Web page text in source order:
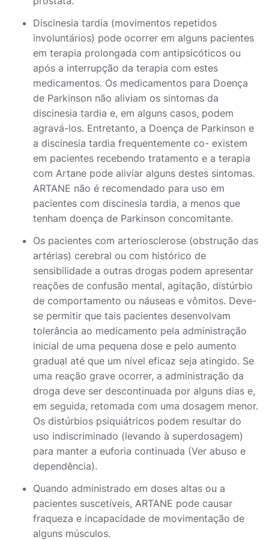
Discinesia tardia (movimentos repetidos
involuntários) pode ocorrer em alguns pacientes
em terapia prolongada com antipsicóticos ou
após a interrupção da terapia com estes
medicamentos. Os medicamentos para Doença
de Parkinson não aliviam os sintomas da
discinesia tardia e, em alguns casos, podem
agravá-los. Entretanto, a Doença de Parkinson e
a discinesia tardia frequentemente co- existem
em pacientes recebendo tratamento e a terapia
com Artane pode aliviar alguns destes sintomas.
ARTANE não é recomendado para uso em
pacientes com discinesia tardia, a menos que
tenham doença de Parkinson concomitante.
Os pacientes com arteriosclerose (obstrução das
artérias) cerebral ou com histórico de
sensibilidade a outras drogas podem apresentar
reações de confusão mental, agitação, distúrbio
de comportamento ou náuseas e vômitos. Deve-
se permitir que tais pacientes desenvolvam
tolerância ao medicamento pela administração
inicial de uma pequena dose e pelo aumento
gradual até que um nível eficaz seja atingido. Se
uma reação grave ocorrer, a administração da
droga deve ser descontinuada por alguns dias e,
em seguida, retomada com uma dosagem menor.
Os distúrbios psiquiátricos podem resultar do
uso indiscriminado (levando à superdosagem)
para manter a euforia continuada (Ver abuso e
dependência).
Quando administrado em doses altas ou a
pacientes suscetíveis, ARTANE pode causar
fraqueza e incapacidade de movimentação de
alguns músculos.